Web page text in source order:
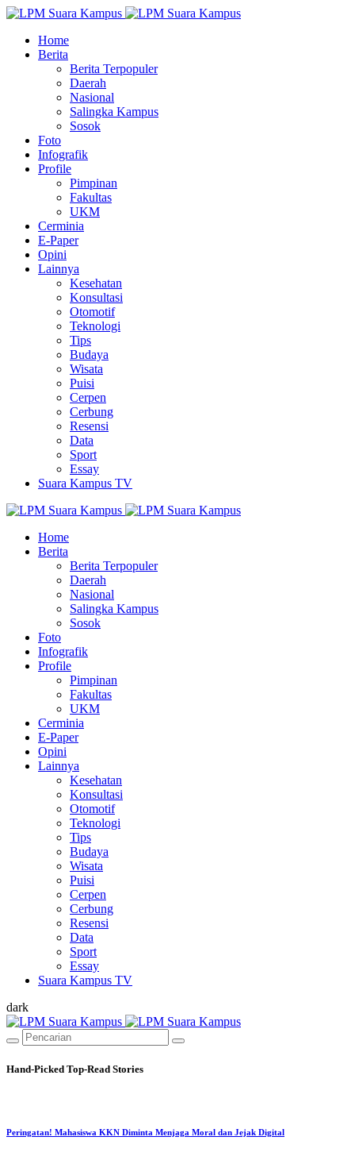
Home
Berita
Berita Terpopuler
Daerah
Nasional
Salingka Kampus
Sosok
Foto
Infografik
Profile
Pimpinan
Fakultas
UKM
Cerminia
E-Paper
Opini
Lainnya
Kesehatan
Konsultasi
Otomotif
Teknologi
Tips
Budaya
Wisata
Puisi
Cerpen
Cerbung
Resensi
Data
Sport
Essay
Suara Kampus TV
Home
Berita
Berita Terpopuler
Daerah
Nasional
Salingka Kampus
Sosok
Foto
Infografik
Profile
Pimpinan
Fakultas
UKM
Cerminia
E-Paper
Opini
Lainnya
Kesehatan
Konsultasi
Otomotif
Teknologi
Tips
Budaya
Wisata
Puisi
Cerpen
Cerbung
Resensi
Data
Sport
Essay
Suara Kampus TV
dark
Hand-Picked Top-Read Stories
Peringatan! Mahasiswa KKN Diminta Menjaga Moral dan Jejak Digital